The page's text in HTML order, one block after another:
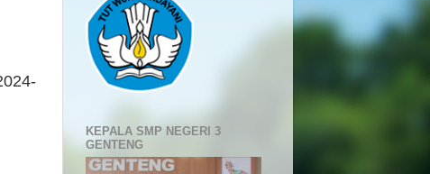
KEPALA SMP NEGERI 3
GENTENG